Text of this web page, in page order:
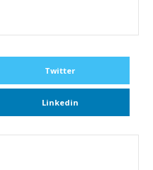
Twitter
Linkedin